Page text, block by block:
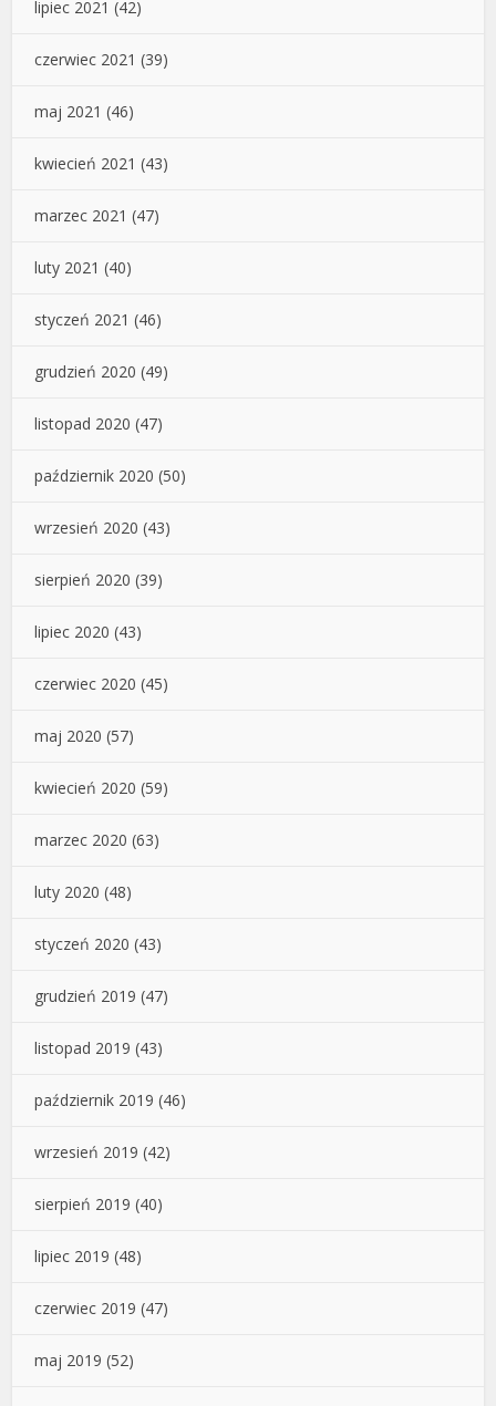
lipiec 2021 (42)
czerwiec 2021 (39)
maj 2021 (46)
kwiecień 2021 (43)
marzec 2021 (47)
luty 2021 (40)
styczeń 2021 (46)
grudzień 2020 (49)
listopad 2020 (47)
październik 2020 (50)
wrzesień 2020 (43)
sierpień 2020 (39)
lipiec 2020 (43)
czerwiec 2020 (45)
maj 2020 (57)
kwiecień 2020 (59)
marzec 2020 (63)
luty 2020 (48)
styczeń 2020 (43)
grudzień 2019 (47)
listopad 2019 (43)
październik 2019 (46)
wrzesień 2019 (42)
sierpień 2019 (40)
lipiec 2019 (48)
czerwiec 2019 (47)
maj 2019 (52)